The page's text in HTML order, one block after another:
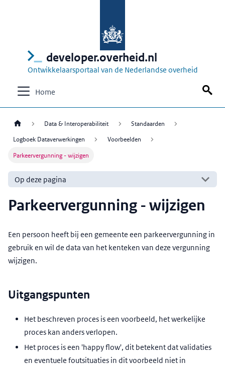
developer.overheid.nl
Ontwikkelaarsportaal van de Nederlandse overheid
Home
Data & Interoperabiliteit
Standaarden
Logboek Dataverwerkingen
Voorbeelden
Parkeervergunning - wijzigen
Op deze pagina
Parkeervergunning - wijzigen
Een persoon heeft bij een gemeente een parkeervergunning in
gebruik en wil de data van het kenteken van deze vergunning
wijzigen.
Uitgangspunten
Het beschreven proces is een voorbeeld, het werkelijke
proces kan anders verlopen.
Het proces is een 'happy flow', dit betekent dat validaties
en eventuele foutsituaties in dit voorbeeld niet in